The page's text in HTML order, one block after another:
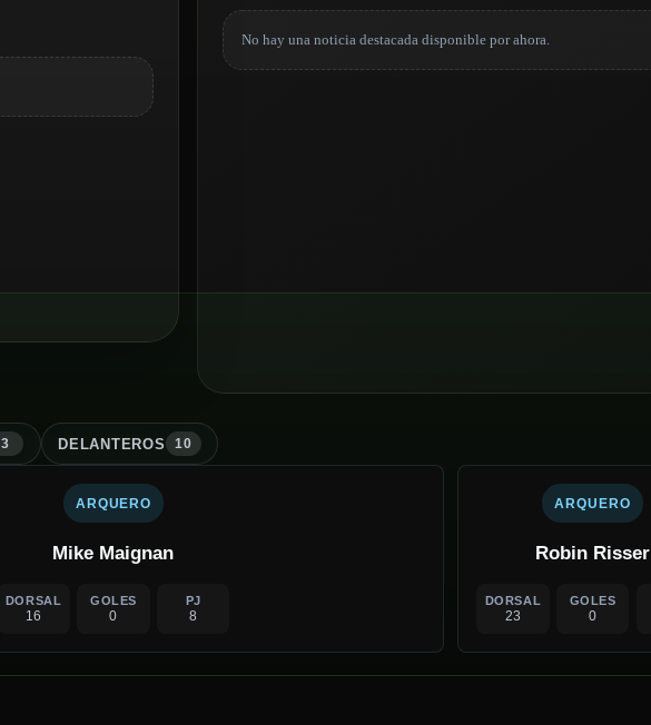
No hay una noticia destacada disponible por ahora.
3 DELANTEROS 10
ARQUERO
Mike Maignan
DORSAL
16
GOLES
0
PJ
8
ARQUERO
Robin Risser
DORSAL
23
GOLES
0